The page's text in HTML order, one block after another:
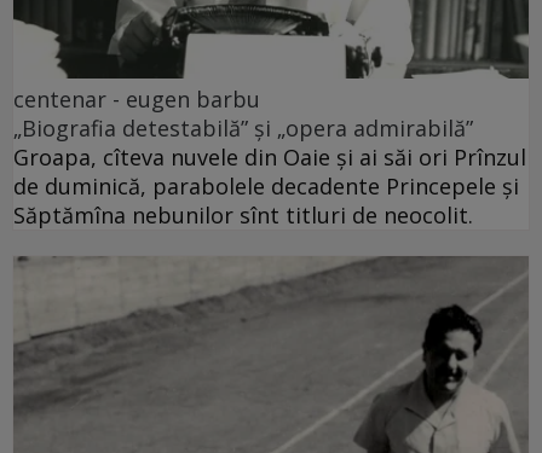
centenar - eugen barbu
„Biografia detestabilă” și „opera admirabilă”
Groapa, cîteva nuvele din Oaie și ai săi ori Prînzul
de duminică, parabolele decadente Princepele și
Săptămîna nebunilor sînt titluri de neocolit.